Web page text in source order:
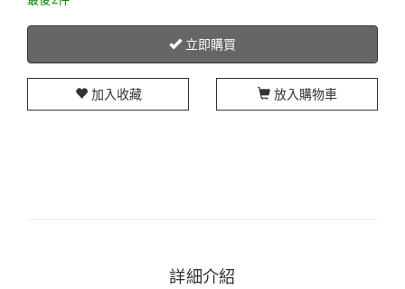
立即購買
加入收藏 放入購物車
詳細介紹